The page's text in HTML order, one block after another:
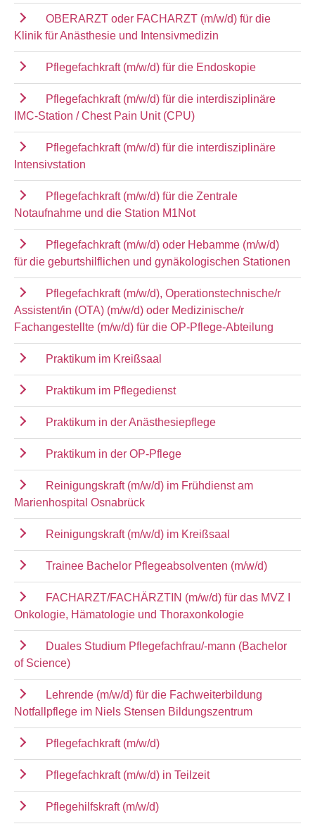
OBERARZT oder FACHARZT (m/w/d) für die
Klinik für Anästhesie und Intensivmedizin
Pflegefachkraft (m/w/d) für die Endoskopie
Pflegefachkraft (m/w/d) für die interdisziplinäre
IMC-Station / Chest Pain Unit (CPU)
Pflegefachkraft (m/w/d) für die interdisziplinäre
Intensivstation
Pflegefachkraft (m/w/d) für die Zentrale
Notaufnahme und die Station M1Not
Pflegefachkraft (m/w/d) oder Hebamme (m/w/d)
für die geburtshilflichen und gynäkologischen Stationen
Pflegefachkraft (m/w/d), Operationstechnische/r
Assistent/in (OTA) (m/w/d) oder Medizinische/r
Fachangestellte (m/w/d) für die OP-Pflege-Abteilung
Praktikum im Kreißsaal
Praktikum im Pflegedienst
Praktikum in der Anästhesiepflege
Praktikum in der OP-Pflege
Reinigungskraft (m/w/d) im Frühdienst am
Marienhospital Osnabrück
Reinigungskraft (m/w/d) im Kreißsaal
Trainee Bachelor Pflegeabsolventen (m/w/d)
FACHARZT/FACHÄRZTIN (m/w/d) für das MVZ I
Onkologie, Hämatologie und Thoraxonkologie
Duales Studium Pflegefachfrau/-mann (Bachelor
of Science)
Lehrende (m/w/d) für die Fachweiterbildung
Notfallpflege im Niels Stensen Bildungszentrum
Pflegefachkraft (m/w/d)
Pflegefachkraft (m/w/d) in Teilzeit
Pflegehilfskraft (m/w/d)